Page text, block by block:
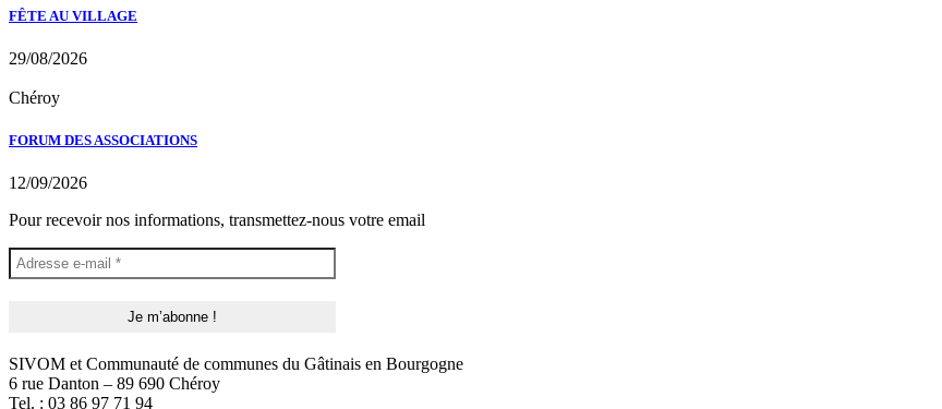
FÊTE AU VILLAGE
29/08/2026
Chéroy
FORUM DES ASSOCIATIONS
12/09/2026
Pour recevoir nos informations, transmettez-nous votre email
SIVOM et Communauté de communes du Gâtinais en Bourgogne
6 rue Danton – 89 690 Chéroy
Tel. : 03 86 97 71 94